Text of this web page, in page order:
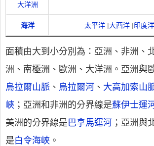
大洋洲
海洋 太平洋 |大西洋 |印度洋
面積由大到小分別為：亞洲、非洲、
洲、南極洲、歐洲、大洋洲。亞洲與
烏拉爾山脈 、 烏拉爾河 、 大高加索山
峽 ；亞洲和非洲的分界線是蘇伊士運河
美洲的分界線是巴拿馬運河 ；亞洲與
是白令海峽 。